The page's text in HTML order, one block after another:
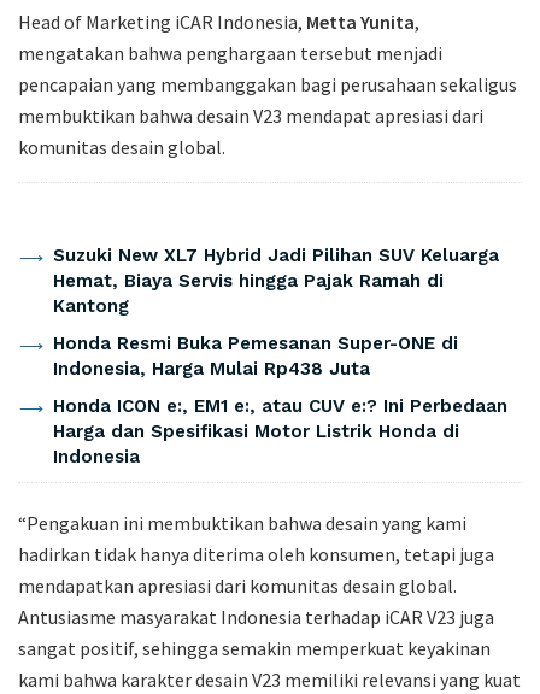
Head of Marketing iCAR Indonesia, Metta Yunita,
mengatakan bahwa penghargaan tersebut menjadi
pencapaian yang membanggakan bagi perusahaan sekaligus
membuktikan bahwa desain V23 mendapat apresiasi dari
komunitas desain global.
Suzuki New XL7 Hybrid Jadi Pilihan SUV Keluarga
Hemat, Biaya Servis hingga Pajak Ramah di
Kantong
Honda Resmi Buka Pemesanan Super-ONE di
Indonesia, Harga Mulai Rp438 Juta
Honda ICON e:, EM1 e:, atau CUV e:? Ini Perbedaan
Harga dan Spesifikasi Motor Listrik Honda di
Indonesia
“Pengakuan ini membuktikan bahwa desain yang kami
hadirkan tidak hanya diterima oleh konsumen, tetapi juga
mendapatkan apresiasi dari komunitas desain global.
Antusiasme masyarakat Indonesia terhadap iCAR V23 juga
sangat positif, sehingga semakin memperkuat keyakinan
kami bahwa karakter desain V23 memiliki relevansi yang kuat